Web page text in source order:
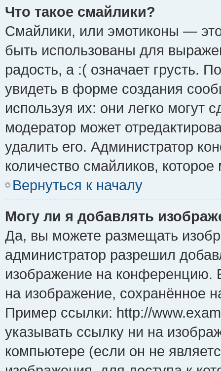
Что такое смайлики?
Смайлики, или эмотиконы —
быть использованы для
радость, а :( означает грусть.
увидеть в форме создания
используя их: они легко могут
модератор может
удалить его. Администратор
количество смайликов,
Вернуться к началу
Могу ли я добавлять
Да, вы можете размещать
администратор разрешил
изображение на конференцию.
на изображение, сохранённое
Пример ссылки: http://
указывать ссылку ни на
компьютере (если он не